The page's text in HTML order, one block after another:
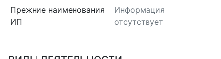
Прежние наименования
ИП
Информация
отсутствует